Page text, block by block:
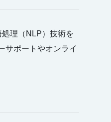
理（NLP）技術を
サポートやオンライ